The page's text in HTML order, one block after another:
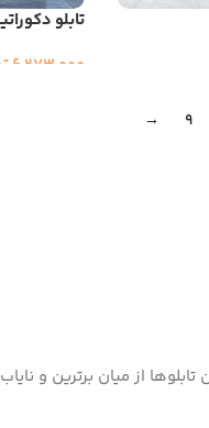
تابلو
6,273,000
9
→
از میان برترین و